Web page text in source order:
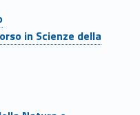
in Scienze della